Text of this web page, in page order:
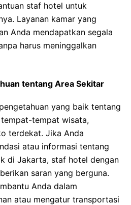
staf hotel untuk
Layanan kamar yang
Anda mendapatkan segala
harus meninggalkan
tentang Area Sekitar
yang baik tentang
tempat wisata,
terdekat. Jika Anda
atau informasi tentang
di Jakarta, staf hotel dengan
saran yang berguna.
Anda dalam
atau mengatur transportasi